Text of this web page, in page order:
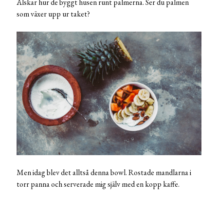
Älskar hur de byggt husen runt palmerna. Ser du palmen
som växer upp ur taket?
Men idag blev det alltså denna bowl. Rostade mandlarna i
torr panna och serverade mig själv med en kopp kaffe.